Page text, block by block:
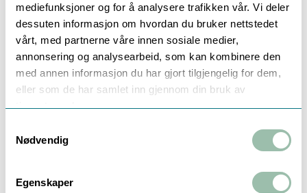
mediefunksjoner og for å analysere trafikken vår. Vi deler
dessuten informasjon om hvordan du bruker nettstedet
vårt, med partnerne våre innen sosiale medier,
annonsering og analysearbeid, som kan kombinere den
med annen informasjon du har gjort tilgjengelig for dem,
eller som de har samlet inn gjennom din bruk av
tjenestene deres.
Nødvendig
Egenskaper
Beskrivelse Dokumentasjon Teknisk info
APATOR ULTRIMIS PRO FOR KALDT
VANN
Type: Ultralydmåler, fritt løp uten bevegelige
Materiale: Støpejern (EN-GJL-250)
Installasjonslengde: L250mm